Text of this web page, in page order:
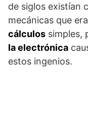
de siglos existían
mecánicas que
cálculos simples,
la electrónica
estos ingenios.